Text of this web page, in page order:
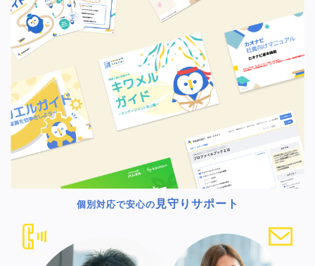
個別対応で安心の 見守りサポート